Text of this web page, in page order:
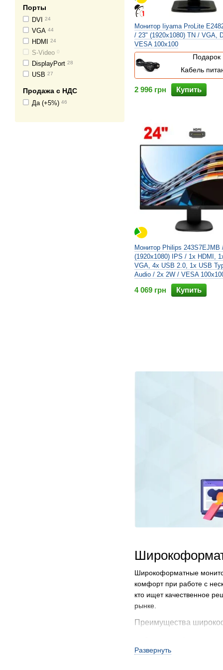
Широкоформатные
комфорт при работе с
кто ищет качественное
рынке.
Преимущества
Б/у широкоформатные
Развернуть
Монитор Iiyama ProLite
/ 23" (1920x1080) TN / VGA,
VESA 100x100
Подарок
Кабель
2 996 грн Купить
Монитор Philips 243S7EJMB
(1920x1080) IPS / 1x HDMI,
VGA, 4x USB 2.0, 1x USB
Audio / 2x 2W / VESA
4 069 грн Купить
Порты
DVI 24
VGA 44
HDMI 24
S-Video 0
DisplayPort 28
USB 27
Продажа с НДС
Да (+5%) 46